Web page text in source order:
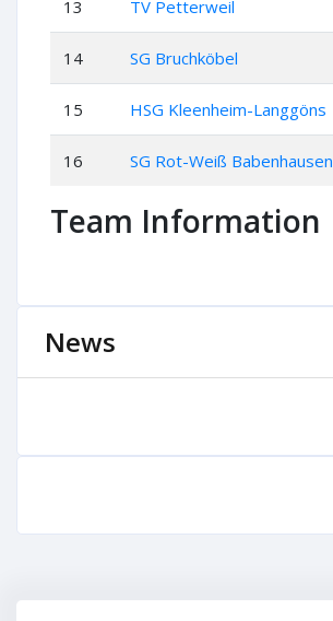
13 TV Petterweil
14 SG Bruchköbel
15 HSG Kleenheim-Langgöns
16 SG Rot-Weiß Babenhausen
Team Information
News